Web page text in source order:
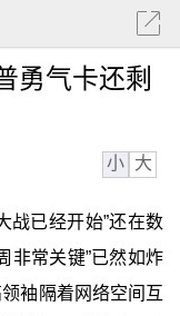
勇气卡还剩
小 大
战已经开始”还在数
非常关键”已然如炸
袖隔着网络空间互